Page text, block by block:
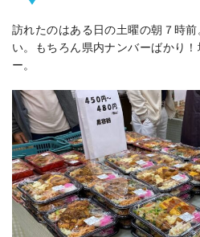
訪れたのはある日の土曜の朝７時
い。もちろん県内ナンバーばかり
ー。